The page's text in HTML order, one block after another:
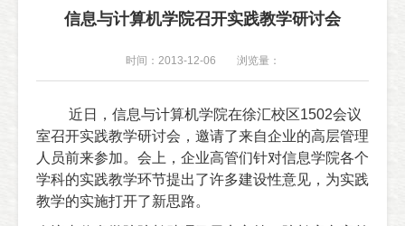
信息与计算机学院召开实践教学研讨会
时间：2013-12-06 浏览量：
近日，信息与计算机学院在徐汇校区1502会议
室召开实践教学研讨会，邀请了来自企业的高层管理
人员前来参加。会上，企业高管们针对信息学院各个
学科的实践教学环节提出了许多建设性意见，为实践
教学的实施打开了新思路。